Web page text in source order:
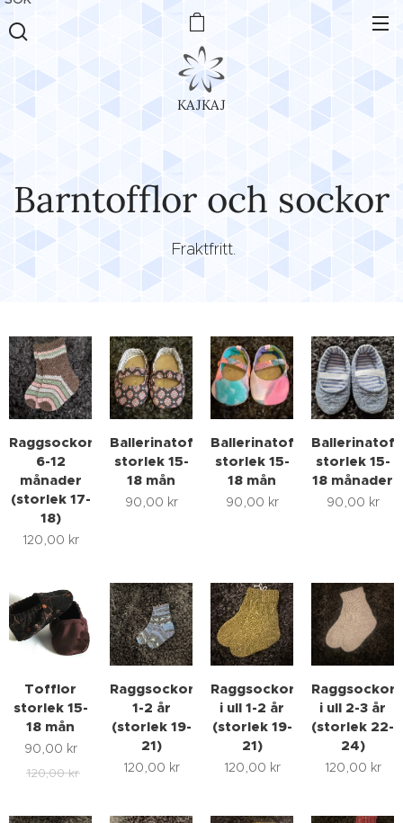
KAJKAJ
Barntofflor och sockor
Fraktfritt.
Raggsockor
6-12
månader
(storlek 17-
18)
120,00 kr
Ballerinatofflor
storlek 15-
18 mån
90,00 kr
Ballerinatofflor
storlek 15-
18 mån
90,00 kr
storlek 15-
18 månader
90,00 kr
Tofflor
storlek 15-
18 mån
90,00 kr
120,00kr
Raggsockor
1-2 år
(storlek 19-
21)
120,00 kr
Raggsockor
i ull 1-2 år
(storlek 19-
21)
120,00 kr
Raggsockor
i ull 2-3 år
(storlek 22-
24)
120,00 kr